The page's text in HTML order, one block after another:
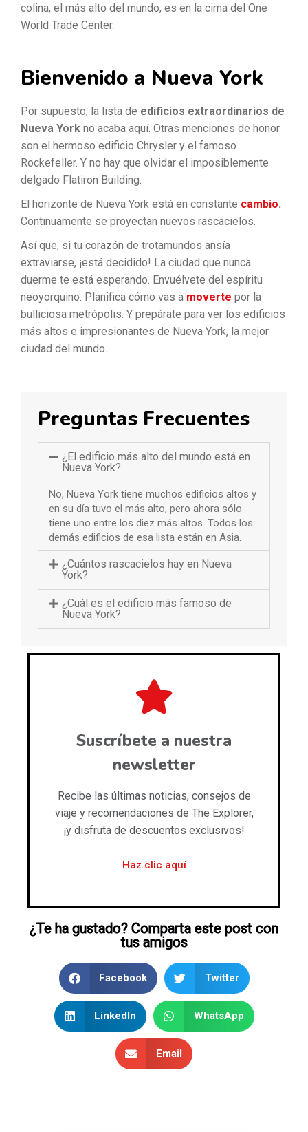
colina, el más alto del mundo, es en la cima del One
World Trade Center.
Bienvenido a Nueva York
Por supuesto, la lista de edificios extraordinarios de
Nueva York no acaba aquí. Otras menciones de honor
son el hermoso edificio Chrysler y el famoso
Rockefeller. Y no hay que olvidar el imposiblemente
delgado Flatiron Building.
El horizonte de Nueva York está en constante cambio.
Continuamente se proyectan nuevos rascacielos.
Así que, si tu corazón de trotamundos ansía
extraviarse, ¡está decidido! La ciudad que nunca
duerme te está esperando. Envuélvete del espíritu
neoyorquino. Planifica cómo vas a moverte por la
bulliciosa metrópolis. Y prepárate para ver los edificios
más altos e impresionantes de Nueva York, la mejor
ciudad del mundo.
Preguntas Frecuentes
¿El edificio más alto del mundo está en
Nueva York?
No, Nueva York tiene muchos edificios altos y
en su día tuvo el más alto, pero ahora sólo
tiene uno entre los diez más altos. Todos los
demás edificios de esa lista están en Asia.
¿Cuántos rascacielos hay en Nueva
York?
¿Cuál es el edificio más famoso de
Nueva York?
Suscríbete a nuestra
newsletter
Recibe las últimas noticias, consejos de
viaje y recomendaciones de The Explorer,
¡y disfruta de descuentos exclusivos!
Haz clic aquí
¿Te ha gustado? Comparta este post con
tus amigos
Facebook Twitter
LinkedIn WhatsApp
Email